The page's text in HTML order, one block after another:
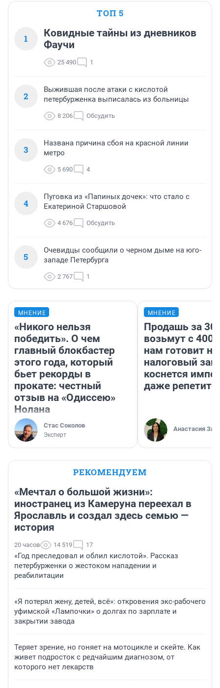
ТОП 5
1
Ковидные тайны из дневников
Фаучи
25 490 1
2
Выжившая после атаки с кислотой
петербурженка выписалась из больницы
8 206 Обсудить
3
Названа причина сбоя на красной линии
метро
5 690 4
4
Пуговка из «Папиных дочек»: что стало с
Екатериной Старшовой
4 676 Обсудить
5
Очевидцы сообщили о черном дыме на юго-
западе Петербурга
2 767 1
МНЕНИЕ
«Никого нельзя
победить». О чем
главный блокбастер
этого года, который
бьет рекорды в
прокате: честный
отзыв на «Одиссею»
Нолана
Стас Соколов
Эксперт
МНЕНИЕ
Продашь за
возьмут с
нам готовит
налоговый
коснется
даже
Анастасия
РЕКОМЕНДУЕМ
«Мечтал о большой жизни»:
иностранец из Камеруна переехал в
Ярославль и создал здесь семью —
история
20 часов 14 519 17
«Год преследовал и облил кислотой». Рассказ
петербурженки о жестоком нападении и
реабилитации
«Я потерял жену, детей, всё»: откровения экс-рабочего
уфимской «Лампочки» о долгах по зарплате и
закрытии завода
Теряет зрение, но гоняет на мотоцикле и скейте. Как
живет подросток с редчайшим диагнозом, от
которого нет лекарств